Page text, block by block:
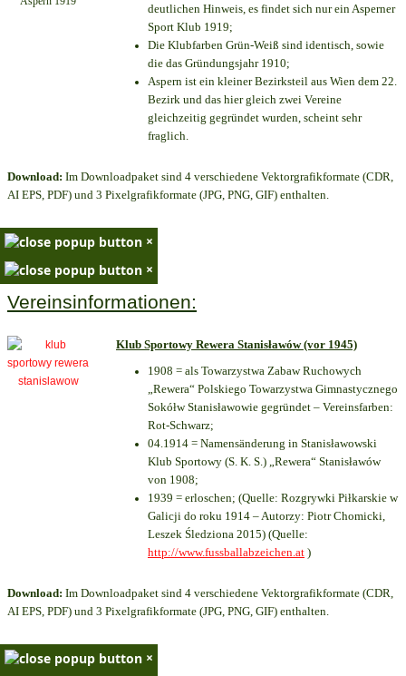
deutlichen Hinweis, es findet sich nur ein Asperner
Sport Klub 1919;
Die Klubfarben Grün-Weiß sind identisch, sowie
die das Gründungsjahr 1910;
Aspern ist ein kleiner Bezirksteil aus Wien dem 22.
Bezirk und das hier gleich zwei Vereine
gleichzeitig gegründet wurden, scheint sehr
fraglich.
Download: Im Downloadpaket sind 4 verschiedene Vektorgrafikformate (CDR,
AI EPS, PDF) und 3 Pixelgrafikformate (JPG, PNG, GIF) enthalten.
×
×
Vereinsinformationen:
Klub Sportowy Rewera Stanisławów (vor 1945)
1908 = als Towarzystwa Zabaw Ruchowych
„Rewera“ Polskiego Towarzystwa Gimnastycznego
Sokółw Stanisławowie gegründet – Vereinsfarben:
Rot-Schwarz;
04.1914 = Namensänderung in Stanisławowski
Klub Sportowy (S. K. S.) „Rewera“ Stanisławów
von 1908;
1939 = erloschen; (Quelle: Rozgrywki Piłkarskie w
Galicji do roku 1914 – Autorzy: Piotr Chomicki,
Leszek Śledziona 2015) (Quelle:
http://www.fussballabzeichen.at )
Download: Im Downloadpaket sind 4 verschiedene Vektorgrafikformate (CDR,
AI EPS, PDF) und 3 Pixelgrafikformate (JPG, PNG, GIF) enthalten.
×